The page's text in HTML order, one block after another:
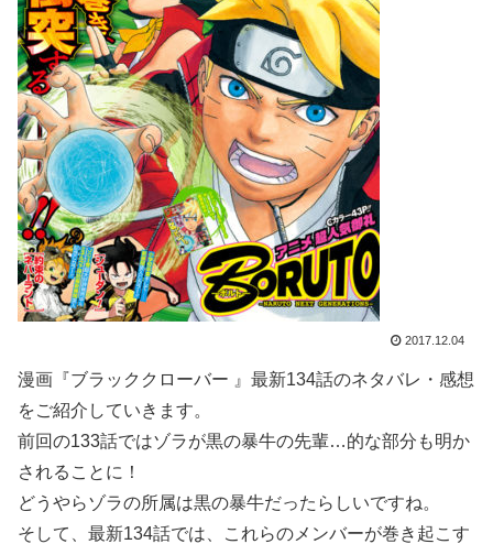
2017.12.04
漫画『ブラッククローバー 』最新134話のネタバレ・感想
をご紹介していきます。
前回の133話ではゾラが黒の暴牛の先輩…的な部分も明か
されることに！
どうやらゾラの所属は黒の暴牛だったらしいですね。
そして、最新134話では、これらのメンバーが巻き起こす